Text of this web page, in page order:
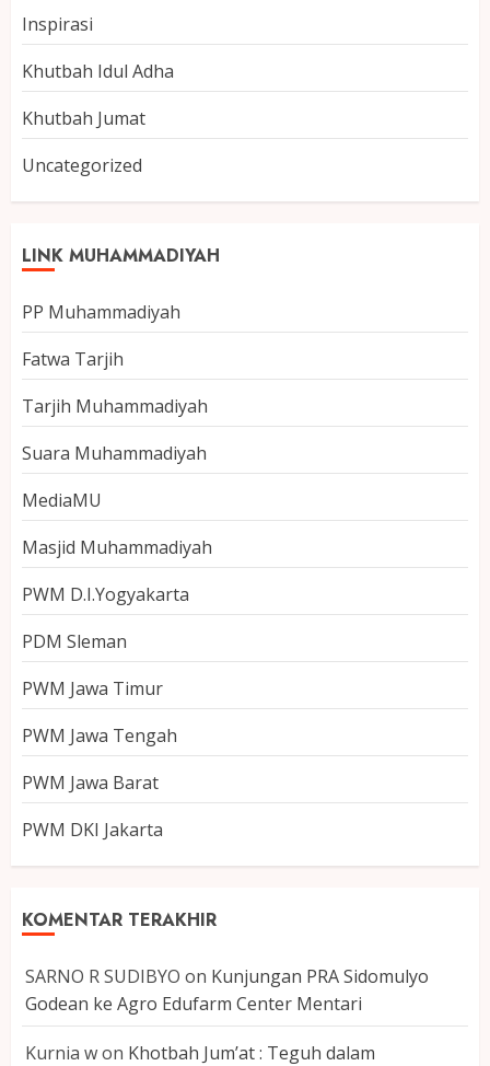
Inspirasi
Khutbah Idul Adha
Khutbah Jumat
Uncategorized
LINK MUHAMMADIYAH
PP Muhammadiyah
Fatwa Tarjih
Tarjih Muhammadiyah
Suara Muhammadiyah
MediaMU
Masjid Muhammadiyah
PWM D.I.Yogyakarta
PDM Sleman
PWM Jawa Timur
PWM Jawa Tengah
PWM Jawa Barat
PWM DKI Jakarta
KOMENTAR TERAKHIR
SARNO R SUDIBYO on Kunjungan PRA Sidomulyo
Godean ke Agro Edufarm Center Mentari
Kurnia won Khotbah Jum’at : Teguh dalam